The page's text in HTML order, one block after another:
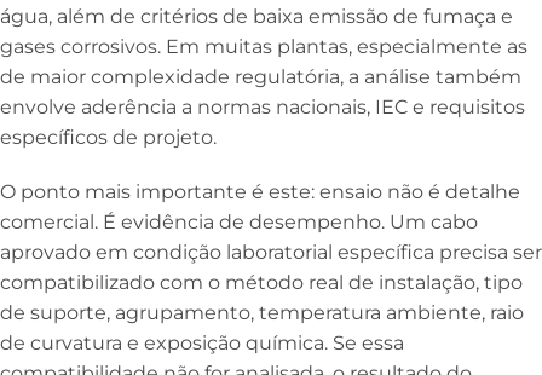
água, além de critérios de baixa emissão de fumaça e
gases corrosivos. Em muitas plantas, especialmente as
de maior complexidade regulatória, a análise também
envolve aderência a normas nacionais, IEC e requisitos
específicos de projeto.
O ponto mais importante é este: ensaio não é detalhe
comercial. É evidência de desempenho. Um cabo
aprovado em condição laboratorial específica precisa ser
compatibilizado com o método real de instalação, tipo
de suporte, agrupamento, temperatura ambiente, raio
de curvatura e exposição química. Se essa